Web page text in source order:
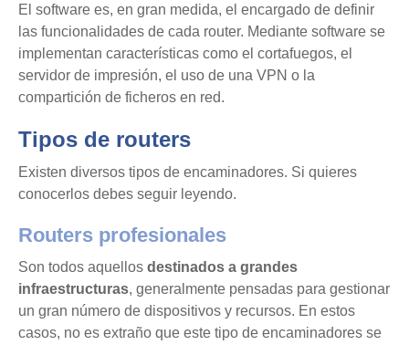
El software es, en gran medida, el encargado de definir
las funcionalidades de cada router. Mediante software se
implementan características como el cortafuegos, el
servidor de impresión, el uso de una VPN o la
compartición de ficheros en red.
Tipos de routers
Existen diversos tipos de encaminadores. Si quieres
conocerlos debes seguir leyendo.
Routers profesionales
Son todos aquellos destinados a grandes
infraestructuras, generalmente pensadas para gestionar
un gran número de dispositivos y recursos. En estos
casos, no es extraño que este tipo de encaminadores se